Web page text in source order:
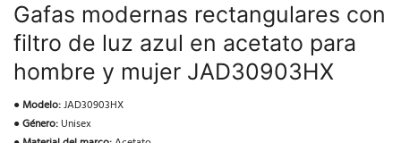
Gafas modernas rectangulares con
filtro de luz azul en acetato para
hombre y mujer JAD30903HX
●Modelo:JAD30903HX
●Género: Unisex